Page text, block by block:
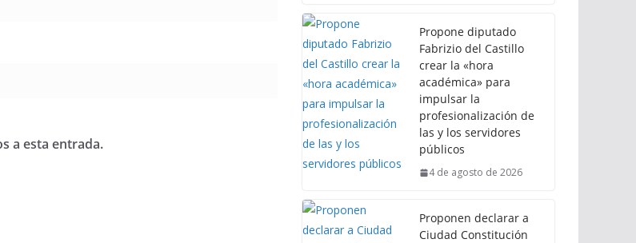
a esta entrada.
Propone diputado
Fabrizio del Castillo
crear la «hora
académica» para
impulsar la
profesionalización de
las y los servidores
públicos
4 de agosto de 2026
Proponen declarar a
Ciudad Constitución